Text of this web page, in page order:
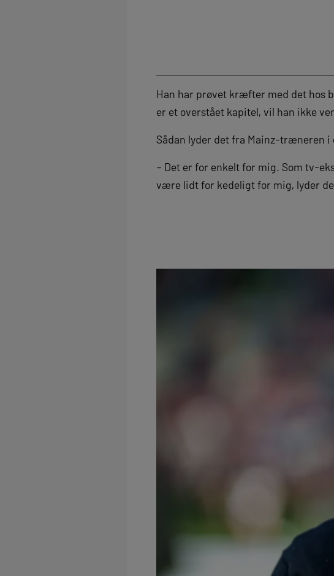
Han har prøvet kræfter med det hos
er et overstået kapitel, vil han ikke
Sådan lyder det fra Mainz-træneren i
– Det er for enkelt for mig. Som tv-
være lidt for kedeligt for mig, lyder